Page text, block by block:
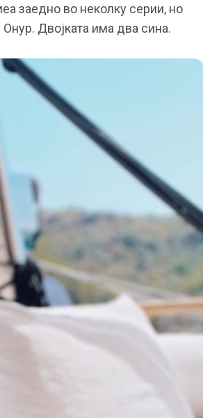
заедно во неколку серии, но
Онур. Двојката има два сина.